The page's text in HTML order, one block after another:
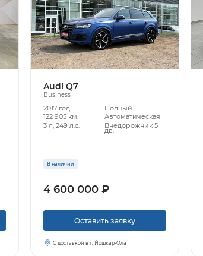
Audi Q7
Business
2017 год
Полный
122 905 км.
Автоматическая
3 л, 249 л.с.
Внедорожник 5
дв.
В наличии
4 600 000 ₽
Оставить заявку
С доставкой в г. Йошкар-Ола